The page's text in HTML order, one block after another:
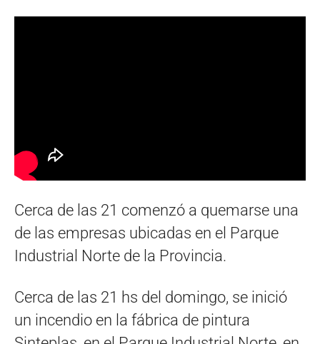
Cerca de las 21 comenzó a quemarse una
de las empresas ubicadas en el Parque
Industrial Norte de la Provincia.
Cerca de las 21 hs del domingo, se inició
un incendio en la fábrica de pintura